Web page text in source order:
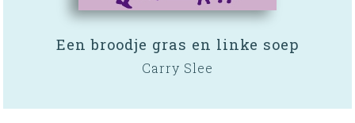
Een broodje gras en linke soep
Carry Slee